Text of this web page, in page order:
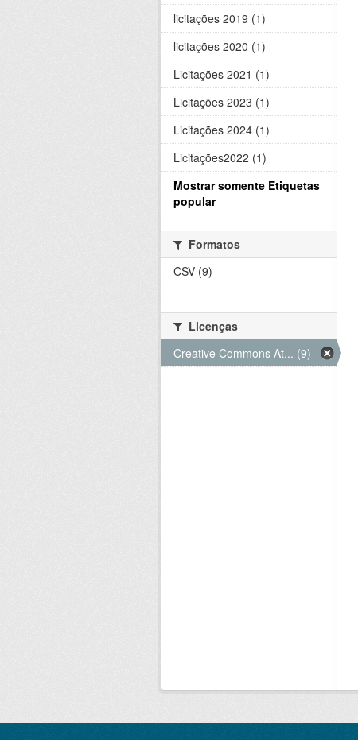
licitações 2019 (1)
licitações 2020 (1)
Licitações 2021 (1)
Licitações 2023 (1)
Licitações 2024 (1)
Licitações2022 (1)
Mostrar somente Etiquetas
popular
Formatos
CSV (9)
Licenças
Creative Commons At... (9)